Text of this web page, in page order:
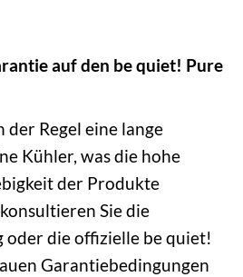
auf den be quiet! Pure
Regel eine lange
Kühler, was die hohe
der Produkte
Sie die
die offizielle be quiet!
Garantiebedingungen